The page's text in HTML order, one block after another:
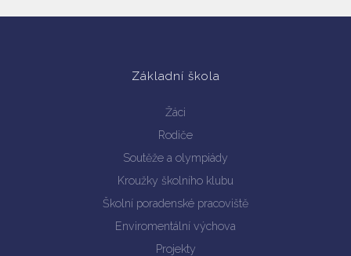
Základní škola
Žáci
Rodiče
Soutěže a olympiády
Kroužky školního klubu
Školní poradenské pracoviště
Enviromentální výchova
Projekty